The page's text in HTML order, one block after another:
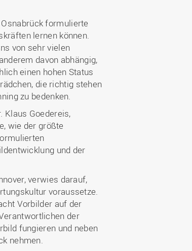
formulierte
lernen können.
von sehr vielen
davon abhängig,
einen hohen Status
die richtig stehen
zu bedenken.
Klaus Goedereis,
wie der größte
und der
verwies darauf,
voraussetze.
Vorbilder auf der
der
fungieren und neben
nehmen.